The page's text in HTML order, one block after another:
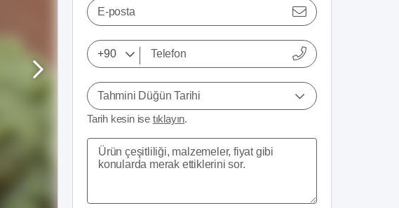
E-posta
Tahmini Düğün Tarihi
Tarih kesin ise tıklayın.